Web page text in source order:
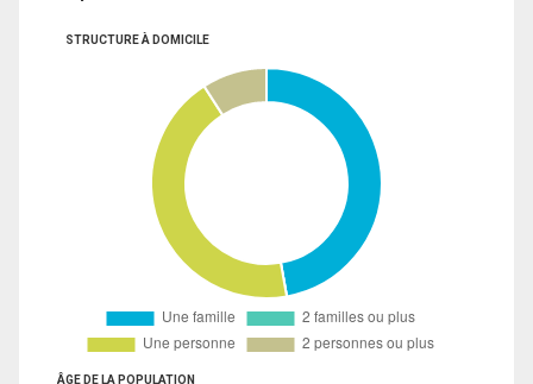
STRUCTURE À DOMICILE
ÂGE DE LA POPULATION